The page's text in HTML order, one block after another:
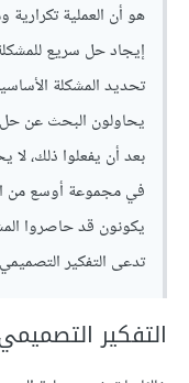
هو أن العملية
إيجاد حل سريع
تحديد المشكلة
يحاولون البحث عن
بعد أن يفعلوا ذلك، لا
في مجموعة أوسع من
يكونون قد حاصروا
تدعى التفكير
التفكير